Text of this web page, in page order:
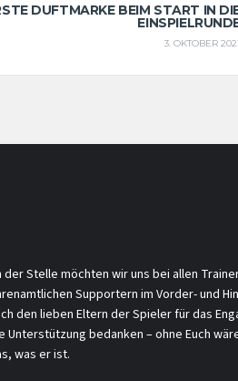
DUFTMARKE BEIM START IN
3. OKTOBER
der Stelle möchten wir uns bei allen
Supportern im Vorder- und
den lieben Eltern der Spieler für das
Unterstützung bedanken – ohne Euch
was er ist.